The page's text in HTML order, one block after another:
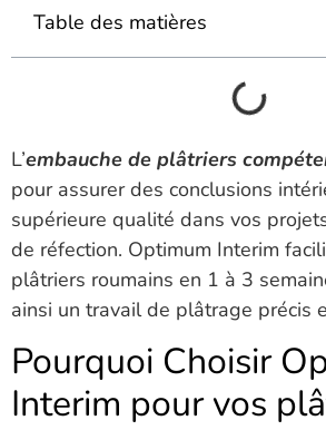
Table des matières
L’embauche de plâtriers
pour assurer des conclusions
supérieure qualité dans vos
de réfection. Optimum Interim
plâtriers roumains en 1 à 3
ainsi un travail de plâtrage précis
Pourquoi Choisir
Interim pour vos